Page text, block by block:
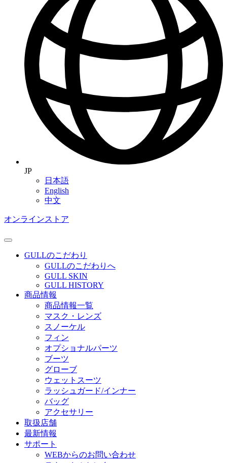
JP
日本語
English
中文
オンラインストア
GULLのこだわり
GULLのこだわりへ
GULL SKIN
GULL HISTORY
商品情報
商品情報一覧
マスク・レンズ
スノーケル
フィン
オプショナルパーツ
ブーツ
グローブ
ウェットスーツ
ラッシュガード/インナー
バッグ
アクセサリー
取扱店舗
最新情報
サポート
WEBからのお問い合わせ